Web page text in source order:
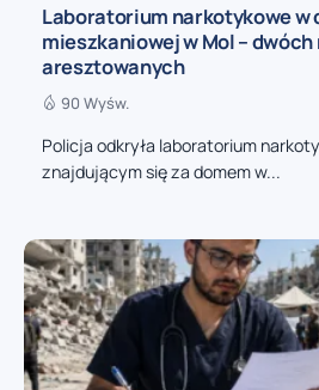
Laboratorium narkotykowe w
mieszkaniowej w Mol –
aresztowanych
90 Wyśw.
Policja odkryła laboratorium
znajdującym się za domem w...